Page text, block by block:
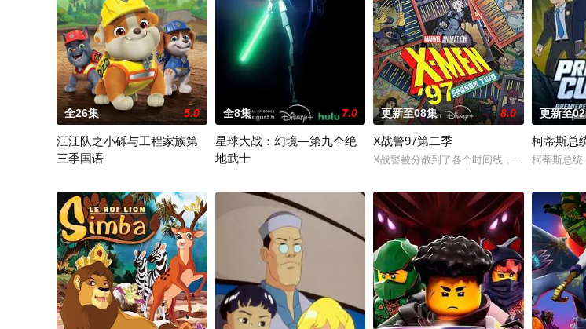
全26集 5.0
汪汪队之小砾与工程家族第
三季国语
全8集 7.0
星球大战：幻境—第九个绝
地武士
更新至08集 8.0
X战警97第二季
X战警被分散到了各个时间线，从过去，到未
更新至
柯蒂斯总
柯蒂斯总